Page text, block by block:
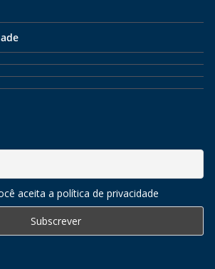
aceita a política de privacidade